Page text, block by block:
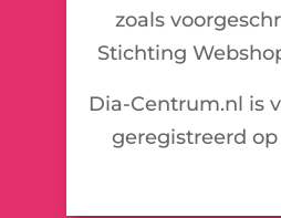
zoals
Stichting
Dia-Centrum.nl is
geregistreerd op